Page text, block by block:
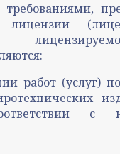
работ (услуг)
с